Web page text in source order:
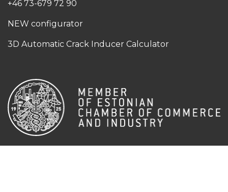
+46 73-679 72 90
NEW configurator
3D Automatic Crack Inducer Calculator